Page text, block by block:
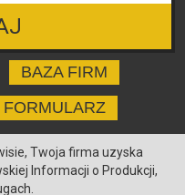
BAZA FIRM
FORMULARZ
Twoja firma uzyska
Informacji o Produkcji,